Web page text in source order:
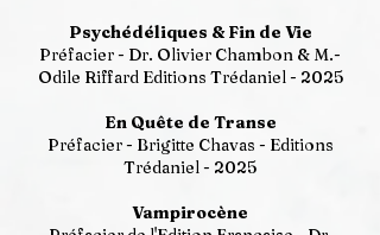
Psychédéliques & Fin de Vie
Préfacier - Dr. Olivier Chambon & M.-
Odile Riffard Editions Trédaniel - 2025
En Quête de Transe
Préfacier - Brigitte Chavas - Editions
Trédaniel - 2025
Vampirocène